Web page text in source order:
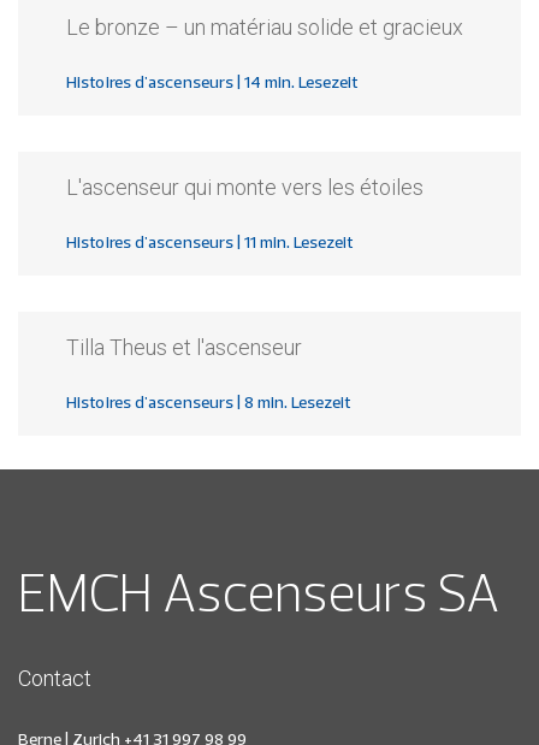
Le bronze – un matériau solide et gracieux
Histoires d'ascenseurs| 14 min. Lesezeit
L'ascenseur qui monte vers les étoiles
Histoires d'ascenseurs| 11 min. Lesezeit
Tilla Theus et l'ascenseur
Histoires d'ascenseurs| 8 min. Lesezeit
EMCH Ascenseurs SA
Contact
Berne | Zurich +41 31 997 98 99